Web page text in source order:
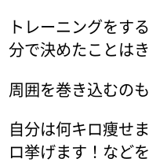
トレーニングをす
分で決めたことは
周囲を巻き込むの
自分は何キロ痩せ
ロ挙げます！など